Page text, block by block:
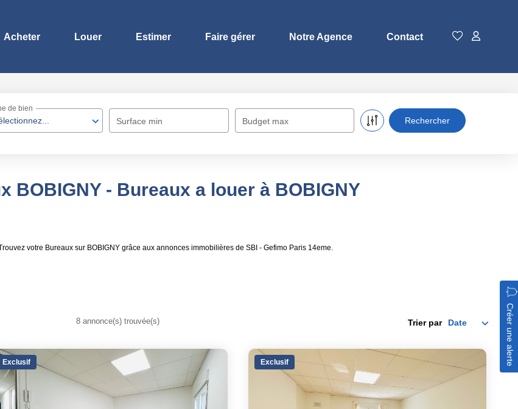
Acheter Louer Estimer Faire gérer Notre Agence Contact
de bien
Surface min Budget max
BOBIGNY - Bureaux a louer à BOBIGNY
votre Bureaux sur BOBIGNY grâce aux annonces immobilières de SBI - Gefimo Paris 14eme.
Créer une alerte
8 annonce(s) trouvée(s) Trier par
Exclusif Exclusif